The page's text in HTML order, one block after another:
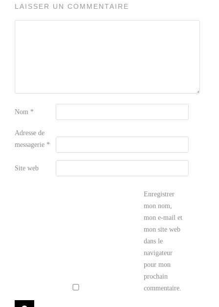
LAISSER UN COMMENTAIRE
Nom *
Adresse de
messagerie *
Site web
Enregistrer
mon nom,
mon e-mail et
mon site web
dans le
navigateur
pour mon
prochain
commentaire.